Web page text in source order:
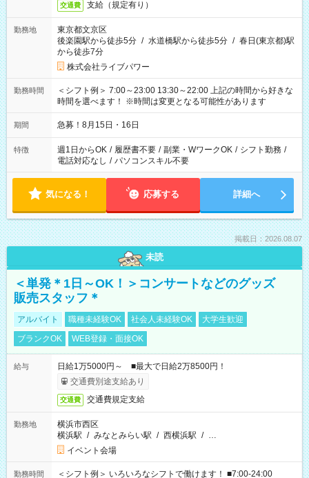
交通費 支給（規定有り）
勤務地
東京都文京区
後楽園駅から徒歩5分 / 水道橋駅から徒歩5分 / 春日(東京都)駅
から徒歩7分
株式会社ライブパワー
勤務時間
＜シフト例＞ 7:00～23:00 13:30～22:00 上記の時間から好きな
時間を選べます！ ※時間は変更となる可能性があります
期間 急募！8月15日・16日
特徴 週1日からOK / 履歴書不要 / 副業・WワークOK / シフト勤務 /
電話対応なし / パソコンスキル不要
気になる！ 応募する 詳細へ
掲載日：2026.08.07
未読
＜単発＊1日～OK！＞コンサートなどのグッズ
販売スタッフ＊
アルバイト 職種未経験OK 社会人未経験OK
大学生歓迎
ブランクOK
WEB登録・面接OK
給与
日給1万5000円～ ■最大で日給2万8500円！
交通費別途支給あり
交通費 交通費規定支給
勤務地
横浜市西区
横浜駅 / みなとみらい駅 / 西横浜駅 / …
イベント会場
勤務時間 ＜シフト例＞ いろいろなシフトで働けます！ ■7:00-24:00